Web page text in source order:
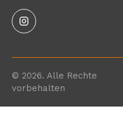
© 2026. Alle Rechte
vorbehalten